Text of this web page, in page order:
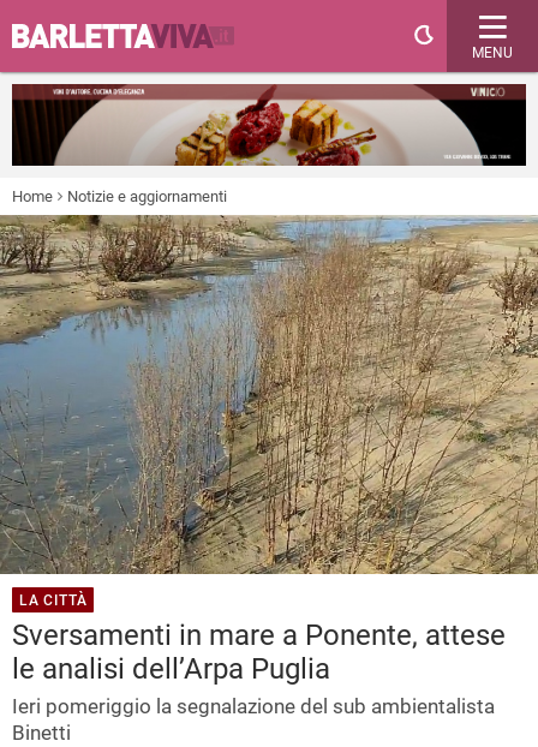
MENU
Home Notizie e aggiornamenti
LA CITTÀ
Sversamenti in mare a Ponente, attese
le analisi dell’Arpa Puglia
Ieri pomeriggio la segnalazione del sub ambientalista
Binetti